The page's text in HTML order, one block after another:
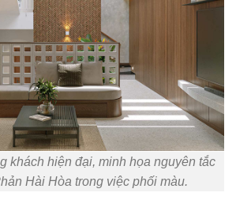
khách hiện đại, minh họa nguyên tắc
Hài Hòa trong việc phối màu.